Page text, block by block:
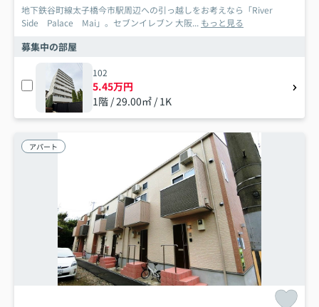
地下鉄谷町線太子橋今市駅周辺への引っ越しをお考えなら「River
Side Palace Mai」。セブンイレブン 大阪... もっと見る
募集中の部屋
102
5.45万円
1階 / 29.00㎡ / 1K
アパート